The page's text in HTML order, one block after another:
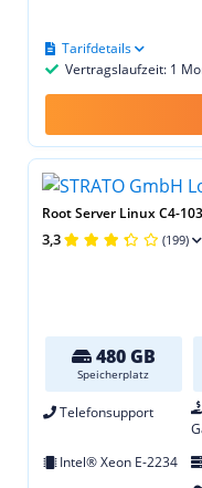
Vertragslaufzeit: 1
Tarifdetails
Root Server Linux C4-
3,3 (199)
480 GB
Speicherplatz
Telefonsupport
Intel® Xeon E-2234